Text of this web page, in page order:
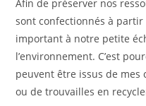
Afin de préserver nos
sont confectionnés à partir
important à notre petite
l’environnement. C’est
peuvent être issus de mes
ou de trouvailles en